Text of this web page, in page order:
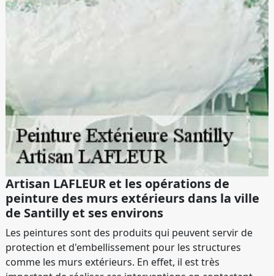
Artisan LAFLEUR et les opérations de
peinture des murs extérieurs dans la ville
de Santilly et ses environs
Les peintures sont des produits qui peuvent servir de
protection et d'embellissement pour les structures
comme les murs extérieurs. En effet, il est très